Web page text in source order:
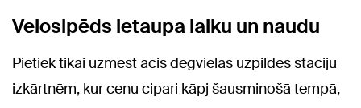
Velosipēds ietaupa laiku un naudu
Pietiek tikai uzmest acis degvielas uzpildes staciju
izkārtnēm, kur cenu cipari kāpj šausminošā tempā,